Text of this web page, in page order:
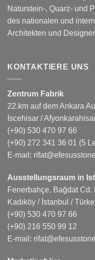
Naturstein-, Quarz- und
des nationalen und
Architekten und
KONTAKTIERE UNS
Zentrum Fabrik
22.km auf dem Ankara
İscehisar /
(+90) 530 470 97 66
(+90) 272 341 36 01 (5
E-mail:
Fenerbahçe, Bağdat Cd.
Kadıköy / İstanbul /
(+90) 530 470 97 66
(+90) 216 550 99 12
E-mail: